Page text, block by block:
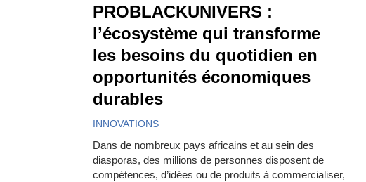
PROBLACKUNIVERS :
l’écosystème qui transforme
les besoins du quotidien en
opportunités économiques
durables
INNOVATIONS
Dans de nombreux pays africains et au sein des
diasporas, des millions de personnes disposent de
compétences, d’idées ou de produits à commercialiser,